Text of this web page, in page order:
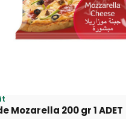
Mozarella 200 gr 1 ADET